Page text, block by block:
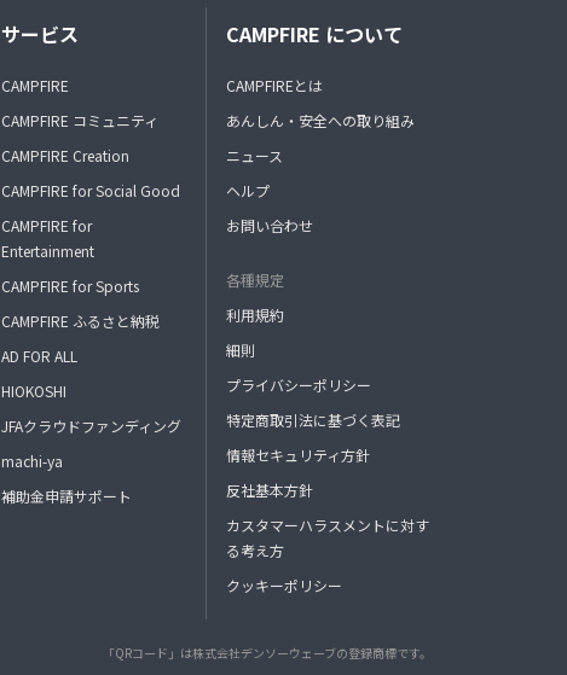
サービス
CAMPFIRE
CAMPFIRE コミュニティ
CAMPFIRE Creation
CAMPFIRE for Social Good
CAMPFIRE for
Entertainment
CAMPFIRE for Sports
CAMPFIRE ふるさと納税
AD FOR ALL
HIOKOSHI
JFAクラウドファンディング
machi-ya
補助金申請サポート
CAMPFIRE について
CAMPFIREとは
あんしん・安全への取り組み
ニュース
ヘルプ
お問い合わせ
各種規定
利用規約
細則
プライバシーポリシー
特定商取引法に基づく表記
情報セキュリティ方針
反社基本方針
カスタマーハラスメントに対す
る考え方
クッキーポリシー
「QRコード」は株式会社デンソーウェーブの登録商標です。